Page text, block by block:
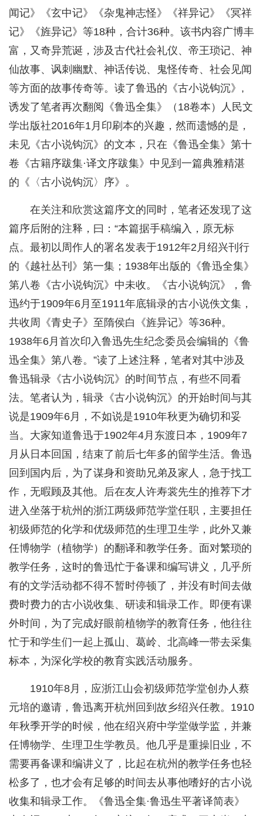
闻记》《玄中记》《杂鬼神志怪》《祥异记》《冥祥
记》《旌异记》等18种，合计36种。该书内容广博丰
富，又奇异荒诞，涉及古代社会礼仪、帝王琐记、神
仙故事、讽刺幽默、神话传说、鬼怪传奇、社会见闻
等方面的故事传奇等。读了鲁迅的《古小说钩沉》,
诱发了笔者再次翻阅《鲁迅全集》（18卷本）人民文
学出版社2016年1月印刷本的兴趣，然而遗憾的是，
未见《古小说钩沉》的文本，只在《鲁迅全集》第十
卷《古籍序跋集·译文序跋集》中见到一篇典雅精湛
的《〈古小说钩沉〉序》。
在关注和欣赏这篇序文的同时，笔者还发现了这
篇序后附的注释，曰：“本篇据手稿编入，原无标
点。最初以周作人的署名发表于1912年2月绍兴刊行
的《越社丛刊》第一集；1938年出版的《鲁迅全集》
第八卷《古小说钩沉》中未收。《古小说钩沉》，鲁
迅约于1909年6月至1911年底辑录的古小说佚文集，
共收周《青史子》至隋侯白《旌异记》等36种。
1938年6月首次印入鲁迅先生纪念委员会编辑的《鲁
迅全集》第八卷。”读了上述注释，笔者对其中涉及
鲁迅辑录《古小说钩沉》的时间节点，有些不同看
法。笔者认为，辑录《古小说钩沉》的开始时间与其
说是1909年6月，不如说是1910年秋更为确切和妥
当。大家知道鲁迅于1902年4月东渡日本，1909年7
月从日本回国，结束了前后七年多的留学生活。鲁迅
回到国内后，为了谋身和资助兄弟及家人，急于找工
作，无暇顾及其他。后在友人许寿裳先生的推荐下才
进入坐落于杭州的浙江两级师范学堂任职，主要担任
初级师范的化学和优级师范的生理卫生学，此外又兼
任博物学（植物学）的翻译和教学任务。面对繁琐的
教学任务，这时的鲁迅忙于备课和编写讲义，几乎所
有的文学活动都不得不暂时停顿了，并没有时间去做
费时费力的古小说收集、研读和辑录工作。即便有课
外时间，为了完成好眼前植物学的教育任务，他往往
忙于和学生们一起上孤山、葛岭、北高峰一带去采集
标本，为深化学校的教育实践活动服务。
1910年8月，应浙江山会初级师范学堂创办人蔡
元培的邀请，鲁迅离开杭州回到故乡绍兴任教。1910
年秋季开学的时候，他在绍兴府中学堂做学监，并兼
任博物学、生理卫生学教员。他几乎是重操旧业，不
需要再备课和编讲义了，比起在杭州的教学任务也轻
松多了，也才会有足够的时间去从事他嗜好的古小说
收集和辑录工作。《鲁迅全集·鲁迅生平著译简表》